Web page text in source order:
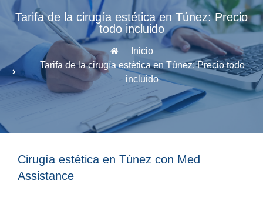
Tarifa de la cirugía estética en Túnez: Precio
todo incluido
Inicio
Tarifa de la cirugía estética en Túnez: Precio todo
incluido
Cirugía estética en Túnez con Med
Assistance